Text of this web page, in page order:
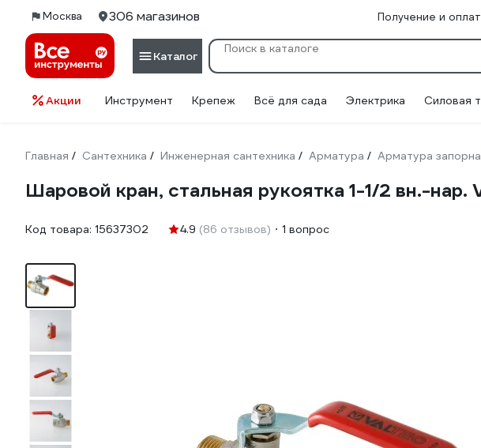
Москва 306 магазинов Получение и
Каталог
Акции Инструмент Крепеж Всё для сада Электрика Силовая
Главная / Сантехника / Инженерная сантехника / Арматура / Арматура
Шаровой кран, стальная рукоятка 1-1/2 вн.-нар.
Код товара: 15637302 4.9 (86 отзывов) 1 вопрос